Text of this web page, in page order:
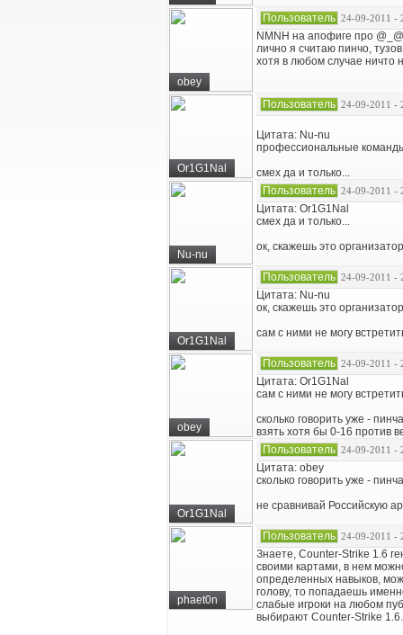
obey
Пользователь 24-09-2011 -
NMNH на апофиге про @_@
лично я считаю пинчо,
хотя в любом случае ничто
Or1G1Nal
Пользователь 24-09-2011 -
Цитата: Nu-nu
профессиональные
смех да и только...
Nu-nu
Пользователь 24-09-2011 -
Цитата: Or1G1Nal
смех да и только...
ок, скажешь это
Or1G1Nal
Пользователь 24-09-2011 -
Цитата: Nu-nu
ок, скажешь это
сам с ними не могу
obey
Пользователь 24-09-2011 -
Цитата: Or1G1Nal
сам с ними не могу
сколько говорить уже -
взять хотя бы 0-16 против
Or1G1Nal
Пользователь 24-09-2011 -
Цитата: obey
сколько говорить уже -
не сравнивай Российскую
phaet0n
Пользователь 24-09-2011 -
Знаете, Counter-Strike 1.6
своими картами, в нем
определенных навыков,
голову, то попадаешь
слабые игроки на любом
выбирают Counter-Strike